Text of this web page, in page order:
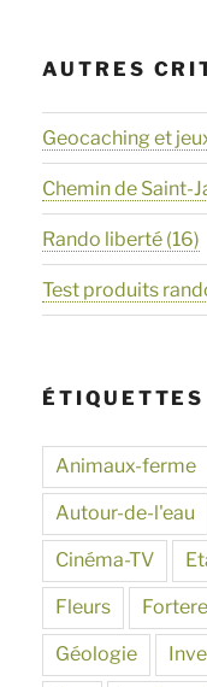
AUTRES
Geocaching et
Chemin de Saint-
Rando liberté (16)
Test produits
ÉTIQUETTES
Animaux-ferme
Autour-de-l'eau
Cinéma-TV
Fleurs
Géologie